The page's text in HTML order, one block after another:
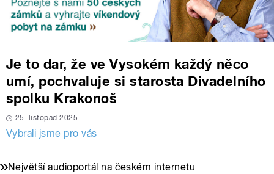
Je to dar, že ve Vysokém každý něco
umí, pochvaluje si starosta Divadelního
spolku Krakonoš
25. listopad 2025
Vybrali jsme pro vás
Největší audioportál na českém internetu